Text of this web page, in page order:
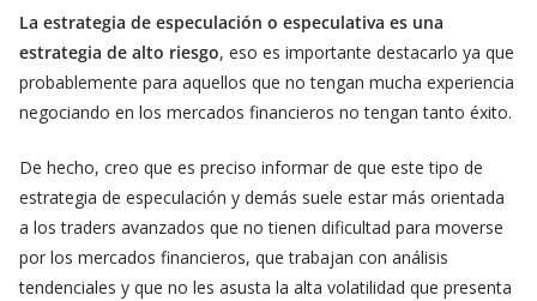
La estrategia de especulación o especulativa es una
estrategia de alto riesgo, eso es importante destacarlo ya que
probablemente para aquellos que no tengan mucha experiencia
negociando en los mercados financieros no tengan tanto éxito.
De hecho, creo que es preciso informar de que este tipo de
estrategia de especulación y demás suele estar más orientada
a los traders avanzados que no tienen dificultad para moverse
por los mercados financieros, que trabajan con análisis
tendenciales y que no les asusta la alta volatilidad que presenta